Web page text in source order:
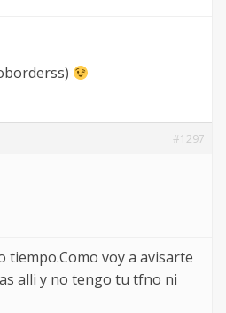
#1297
tiempo.Como voy a avisarte
alli y no tengo tu tfno ni